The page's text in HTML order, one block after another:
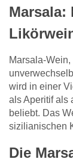
Marsala:
Marsala-
wird in einer
als Aperitif als
beliebt. Das
sizilianischen
Die